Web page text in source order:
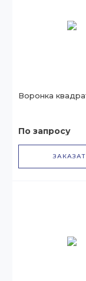
Воронка
По запросу